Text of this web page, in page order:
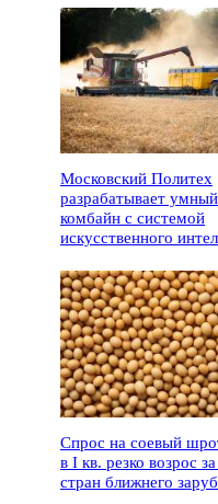
Московский Политех
разрабатывает умный
комбайн с системой
искусственного
Спрос на соевый
в I кв. резко возрос
стран ближнего